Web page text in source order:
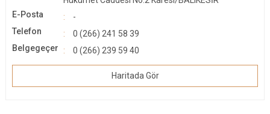
E-Posta
-
Telefon
0 (266) 241 58 39
Belgegeçer
0 (266) 239 59 40
Haritada Gör